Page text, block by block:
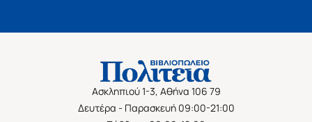
Ασκληπιού 1-3, Αθήνα 106 79
Δευτέρα - Παρασκευή 09:00-21:00